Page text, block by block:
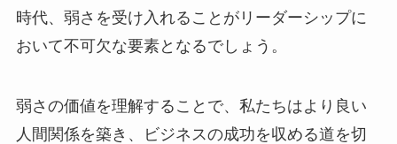
時代、弱さを受け入れることがリーダーシップに
おいて不可欠な要素となるでしょう。
弱さの価値を理解することで、私たちはより良い
人間関係を築き、ビジネスの成功を収める道を切